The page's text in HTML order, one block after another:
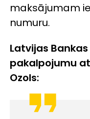
maksājumam
numuru.
Latvijas
pakalpojumu
Ozols: